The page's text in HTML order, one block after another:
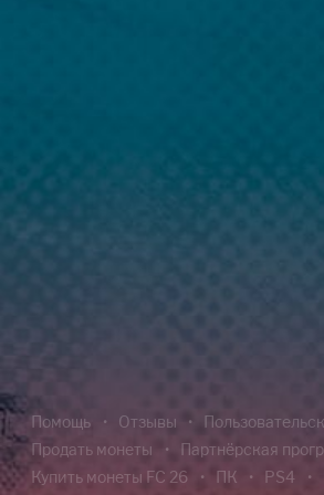
Помощь Отзывы
Продать монеты
Партнёрская
Купить монеты FC 26
ПК PS4